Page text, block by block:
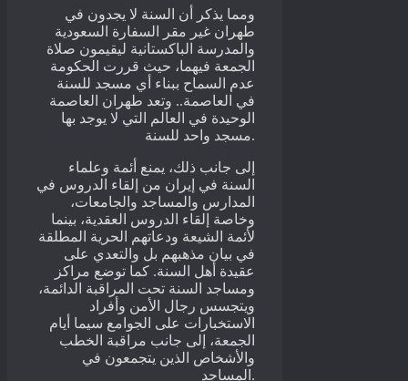
ومما يذكر أن السنة لا يجدون في
طهران غير مقر السفارة السعودية
والمدرسة الباكستانية ليقيمون صلاة
الجمعة فيهما، حيث قررت الحكومة
عدم السماح ببناء أي مسجد للسنة
في العاصمة.. وتعد طهران العاصمة
الوحيدة في العالم التي لا يوجد بها
مسجد واحد للسنة.
إلى جانب ذلك، يمنع أئمة وعلماء
السنة في إيران من إلقاء الدروس في
المدارس والمساجد والجامعات،
وخاصة إلقاء الدروس العقدية، بينما
لأئمة الشيعة ودعاتهم الحرية المطلقة
في بيان مذهبهم بل والتعدي على
عقيدة أهل السنة. كما توضع مراكز
ومساجد السنة تحت المراقبة الدائمة،
ويتجسس رجال الأمن وأفراد
الاستخبارات على الجوامع سيما أيام
الجمعة، إلى جانب مراقبة الخطب
والأشخاص الذين يتجمعون في
المساجد.